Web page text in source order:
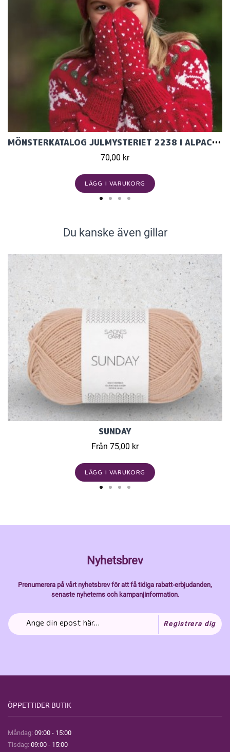
MÖNSTERKATALOG JULMYSTERIET 2238 I ALPACA STORM
70,00 kr
LÄGG I VARUKORG
Du kanske även gillar
SUNDAY
Från 75,00 kr
LÄGG I VARUKORG
Nyhetsbrev
Prenumerera på vårt nyhetsbrev för att få tidiga rabatt-erbjudanden,
senaste nyheterns och kampanjinformation.
Registrera dig
ÖPPETTIDER BUTIK
Måndag: 09:00 - 15:00
Tisdag: 09:00 - 15:00